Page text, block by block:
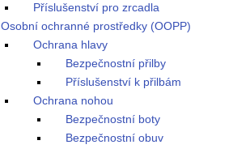
Příslušenství pro zrcadla
Osobní ochranné prostředky (OOPP)
Ochrana hlavy
Bezpečnostní přilby
Příslušenství k přilbám
Ochrana nohou
Bezpečnostní boty
Bezpečnostní obuv